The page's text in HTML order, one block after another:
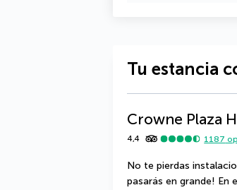
Tu estancia
Crowne Plaza
4,4 1187
No te pierdas
pasarás en grande!